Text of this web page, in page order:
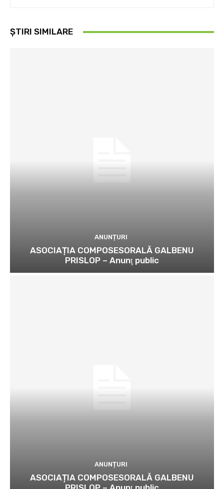
ȘTIRI SIMILARE
ANUNȚURI
ASOCIAȚIA COMPOSESORALĂ GALBENU
PRISLOP – Anunţ public
ANUNȚURI
ASOCIAȚIA COMPOSESORALĂ GALBENU